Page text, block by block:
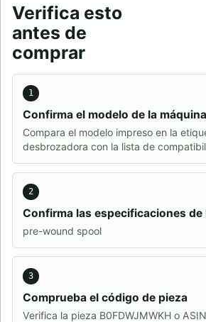
Verifica esto
antes de
comprar
1
Confirma el modelo de la máquina
Compara el modelo impreso en la
desbrozadora con la lista de
2
Confirma las especificaciones
pre-wound spool
3
Comprueba el código de pieza
Verifica la pieza B0FDWJMWKH o